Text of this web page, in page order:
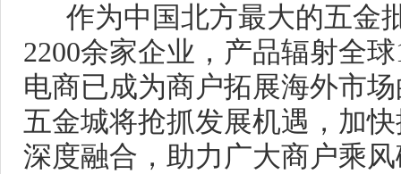
作为中国北方最大的五金
2200余家企业，产品辐射全球
电商已成为商户拓展海外市
五金城将抢抓发展机遇，加
深度融合，助力广大商户乘